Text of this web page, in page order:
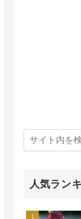
人気ラン